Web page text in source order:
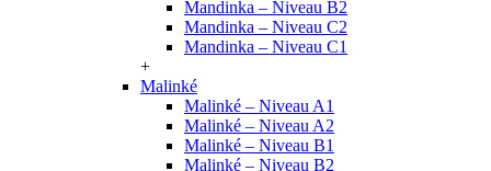
Mandinka – Niveau B2
Mandinka – Niveau C2
Mandinka – Niveau C1
+
Malinké
Malinké – Niveau A1
Malinké – Niveau A2
Malinké – Niveau B1
Malinké – Niveau B2